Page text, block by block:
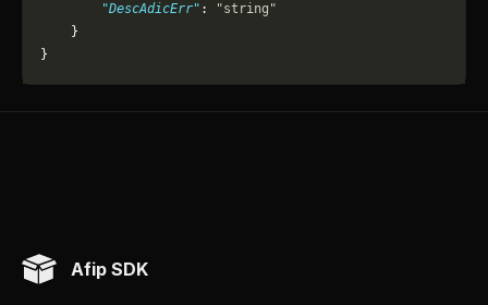
        "DescAdicErr"
:
"string"
    }
}
Afip SDK